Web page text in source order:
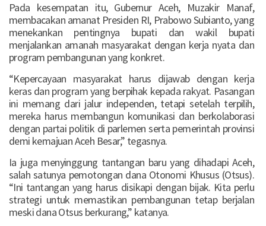
Pada kesempatan itu, Gubernur Aceh, Muzakir Manaf,
membacakan amanat Presiden RI, Prabowo Subianto, yang
menekankan pentingnya bupati dan wakil bupati
menjalankan amanah masyarakat dengan kerja nyata dan
program pembangunan yang konkret.
“Kepercayaan masyarakat harus dijawab dengan kerja
keras dan program yang berpihak kepada rakyat. Pasangan
ini memang dari jalur independen, tetapi setelah terpilih,
mereka harus membangun komunikasi dan berkolaborasi
dengan partai politik di parlemen serta pemerintah provinsi
demi kemajuan Aceh Besar,” tegasnya.
Ia juga menyinggung tantangan baru yang dihadapi Aceh,
salah satunya pemotongan dana Otonomi Khusus (Otsus).
“Ini tantangan yang harus disikapi dengan bijak. Kita perlu
strategi untuk memastikan pembangunan tetap berjalan
meski dana Otsus berkurang,” katanya.